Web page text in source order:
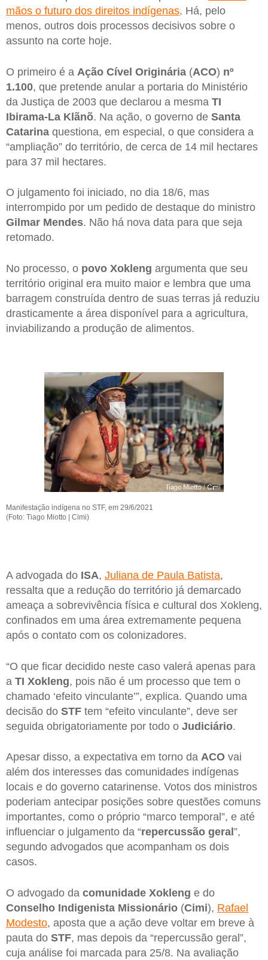
mãos o futuro dos direitos indígenas. Há, pelo
menos, outros dois processos decisivos sobre o
assunto na corte hoje.
O primeiro é a Ação Cível Originária (ACO) nº
1.100, que pretende anular a portaria do Ministério
da Justiça de 2003 que declarou a mesma TI
Ibirama-La Klãnõ. Na ação, o governo de Santa
Catarina questiona, em especial, o que considera a
“ampliação” do território, de cerca de 14 mil hectares
para 37 mil hectares.
O julgamento foi iniciado, no dia 18/6, mas
interrompido por um pedido de destaque do ministro
Gilmar Mendes. Não há nova data para que seja
retomado.
No processo, o povo Xokleng argumenta que seu
território original era muito maior e lembra que uma
barragem construída dentro de suas terras já reduziu
drasticamente a área disponível para a agricultura,
inviabilizando a produção de alimentos.
Manifestação indígena no STF, em 29/6/2021
(Foto: Tiago Miotto | Cimi)
A advogada do ISA, Juliana de Paula Batista,
ressalta que a redução do território já demarcado
ameaça a sobrevivência física e cultural dos Xokleng,
confinados em uma área extremamente pequena
após o contato com os colonizadores.
“O que ficar decidido neste caso valerá apenas para
a TI Xokleng, pois não é um processo que tem o
chamado ‘efeito vinculante’”, explica. Quando uma
decisão do STF tem “efeito vinculante”, deve ser
seguida obrigatoriamente por todo o Judiciário.
Apesar disso, a expectativa em torno da ACO vai
além dos interesses das comunidades indígenas
locais e do governo catarinense. Votos dos ministros
poderiam antecipar posições sobre questões comuns
importantes, como o próprio “marco temporal”, e até
influenciar o julgamento da “repercussão geral ”,
segundo advogados que acompanham os dois
casos.
O advogado da comunidade Xokleng e do
Conselho Indigenista Missionário (Cimi), Rafael
Modesto, aposta que a ação deve voltar em breve à
pauta do STF, mas depois da “repercussão geral”,
cuja análise foi marcada para 25/8. Na avaliação